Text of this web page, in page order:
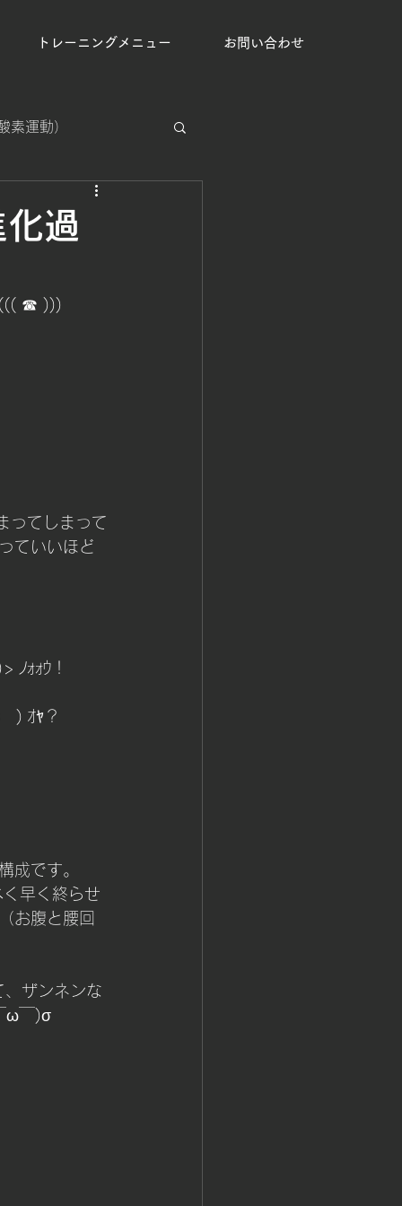
トレーニングメニュー お問い合わせ
素運動）
中処理能力強化
過
((( ☎ )))
ってしまって
ていいほど
ｫｫｳ！
) ｵﾔ？
成です。
早く終らせ
お腹と腰回
ザンネンな
ω￣)σ